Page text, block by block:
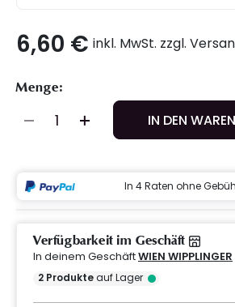
6,60 € inkl. MwSt. zzgl.
Menge:
IN DEN
In 4 Raten ohne
Verfügbarkeit im Geschäft
In deinem GeschäftWIEN WIPPLINGER
2 Produkteauf Lager